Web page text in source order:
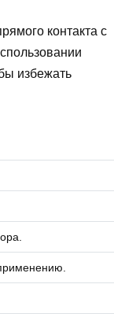
контакта с
избежать